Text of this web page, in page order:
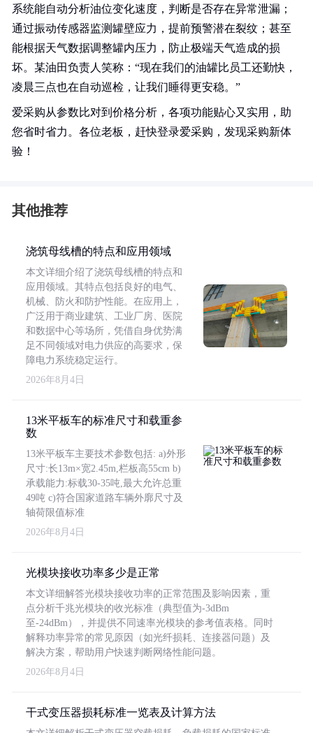
系统能自动分析油位变化速度，判断是否存在异常泄漏；
通过振动传感器监测罐壁应力，提前预警潜在裂纹；甚至
能根据天气数据调整罐内压力，防止极端天气造成的损
坏。某油田负责人笑称：“现在我们的油罐比员工还勤快，
凌晨三点也在自动巡检，让我们睡得更安稳。”
爱采购从参数比对到价格分析，各项功能贴心又实用，助
您省时省力。各位老板，赶快登录爱采购，发现采购新体
验！
其他推荐
浇筑母线槽的特点和应用领域
本文详细介绍了浇筑母线槽的特点和
应用领域。其特点包括良好的电气、
机械、防火和防护性能。在应用上，
广泛用于商业建筑、工业厂房、医院
和数据中心等场所，凭借自身优势满
足不同领域对电力供应的高要求，保
障电力系统稳定运行。
2026年8月4日
13米平板车的标准尺寸和载重参
数
13米平板车主要技术参数包括: a)外形
尺寸:长13m×宽2.45m,栏板高55cm b)
承载能力:标载30-35吨,最大允许总重
49吨 c)符合国家道路车辆外廓尺寸及
轴荷限值标准
2026年8月4日
光模块接收功率多少是正常
本文详细解答光模块接收功率的正常范围及影响因素，重
点分析千兆光模块的收光标准（典型值为-3dBm
至-24dBm），并提供不同速率光模块的参考值表格。同时
解释功率异常的常见原因（如光纤损耗、连接器问题）及
解决方案，帮助用户快速判断网络性能问题。
2026年8月4日
干式变压器损耗标准一览表及计算方法